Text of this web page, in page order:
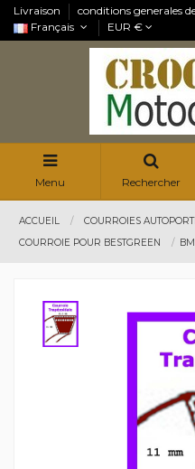
Livraison
conditions generales
Français
EUR €
Menu Rechercher
ACCUEIL
COURROIES
COURROIE POUR BESTGREEN